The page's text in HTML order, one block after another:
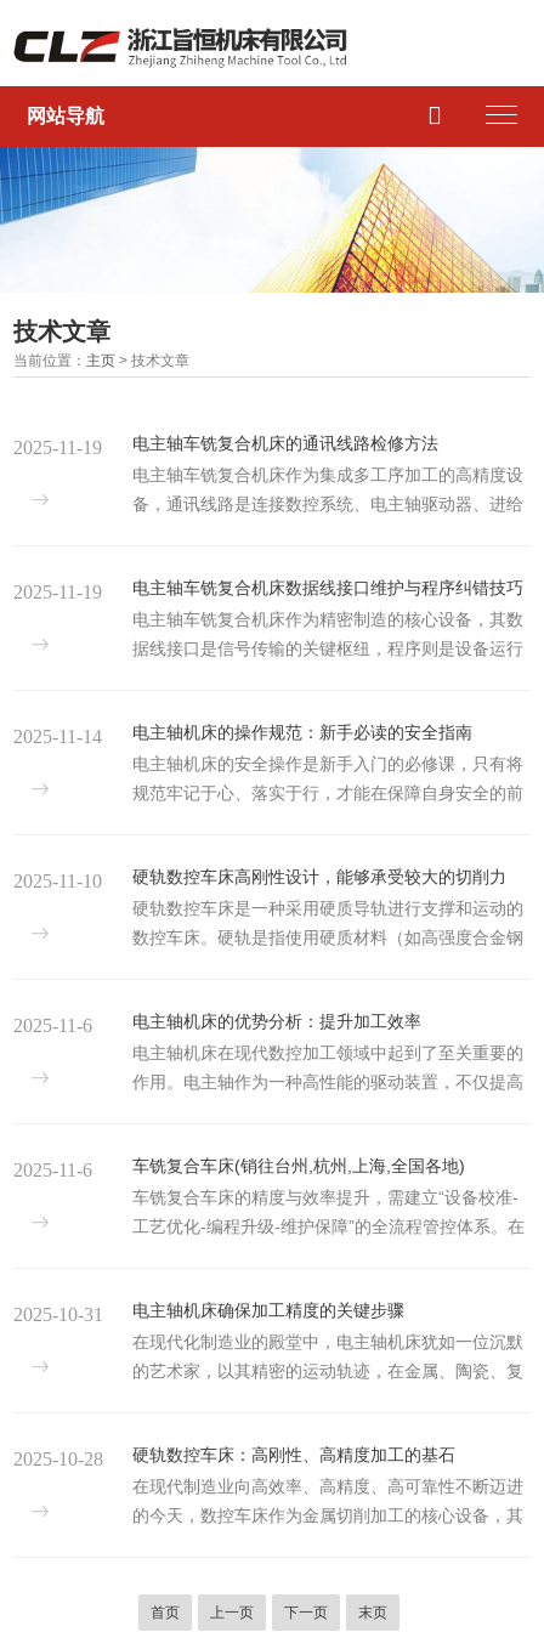
网站导航 
技术文章
当前位置： 主页 > 技术文章
电主轴车铣复合机床的通讯线路检修方法
电主轴车铣复合机床作为集成多工序加工的高精度设
备，通讯线路是连接数控系统、电主轴驱动器、进给
度与生产效率。因此，掌握科学的通讯线路检修方
法，对保障设备稳定运行至关重要。检修前的准备工
作是提高效率的基础。首先需梳理设备通讯拓扑图，
适配的工具，如万用表、通讯检测仪、压线钳及绝缘
测试仪，同时备好同型...
2025-11-19
电主轴车铣复合机床数据线接口维护与程序纠错技巧
电主轴车铣复合机床作为精密制造的核心设备，其数
据线接口是信号传输的关键枢纽，程序则是设备运行
作，对保障设备可靠运行具有重要现实意义。数据线
接口维护需建立“预防为主、精准排查”的体系。从安
装环节来看，接口插拔需遵循“对准卡扣、平稳用
线缆磨损问题，可定期用酒精擦拭接口触点，清除灰
尘与氧化物，同时...
2025-11-19
电主轴机床的操作规范：新手必读的安全指南
电主轴机床的安全操作是新手入门的必修课，只有将
规范牢记于心、落实于行，才能在保障自身安全的前
实现安全、高效的加工生产。电主轴机床操作前的准
备工作是安全加工的基础，容不得半点疏忽。首先必
须穿戴齐全个人防护装备，严禁穿着宽松衣物、佩戴
眼镜，避免切屑飞溅伤及眼部，必要时佩戴防割手套
进行工件装卸。其次，...
2025-11-14
硬轨数控车床高刚性设计，能够承受较大的切削力
硬轨数控车床是一种采用硬质导轨进行支撑和运动的
数控车床。硬轨是指使用硬质材料（如高强度合金钢
床基础机床基础是重要组成部分，通常采用高强度铸
铁或钢结构，经过高精度加工和热处理，确保机床在
工作过程中保持良好的刚性和稳定性。基础的稳定性
些导轨通常经过精密磨削加工，确保其表面平整光
滑，从而提供高精度...
2025-11-10
电主轴机床的优势分析：提升加工效率
电主轴机床在现代数控加工领域中起到了至关重要的
作用。电主轴作为一种高性能的驱动装置，不仅提高
集成的一种高效驱动装置，能够直接驱动机床的主轴
旋转。不同于传统的机械主轴传动，电主轴将电动机
直接集成到主轴内部，使得主轴和电动机之间的传动
度、效率和可靠性的关键部件之一。电主轴的工作原
理较为简单。电动机通...
2025-11-6
车铣复合车床(销往台州,杭州,上海,全国各地)
车铣复合车床的精度与效率提升，需建立“设备校准-
工艺优化-编程升级-维护保障”的全流程管控体系。在
度偏差，也要通过流程优化挖掘效率潜力，才能充分
发挥车铣复合加工的技术优势，实现产品质量与生产
效益的双重提升。加工精度偏差：找准症结，精准施
大等。其核心诱因与解决方案如下：设备基准偏差：
长期使用后，主轴...
2025-11-6
电主轴机床确保加工精度的关键步骤
在现代化制造业的殿堂中，电主轴机床犹如一位沉默
的艺术家，以其精密的运动轨迹，在金属、陶瓷、复
基是否牢固。要确保电主轴机床的加工精度，需要一
系列环环相扣的关键步骤，它们共同构成了一套严谨
的精密工程体系。精准选型与集成：精密之路的基石
限。必须根据加工材料、切削参数、精度要求等工
2025-10-31
硬轨数控车床：高刚性、高精度加工的基石
在现代制造业向高效率、高精度、高可靠性不断迈进
的今天，数控车床作为金属切削加工的核心设备，其
性，成为重切削、高精度及复杂零件加工领域的装
2025-10-28
首页 上一页 下一页 末页